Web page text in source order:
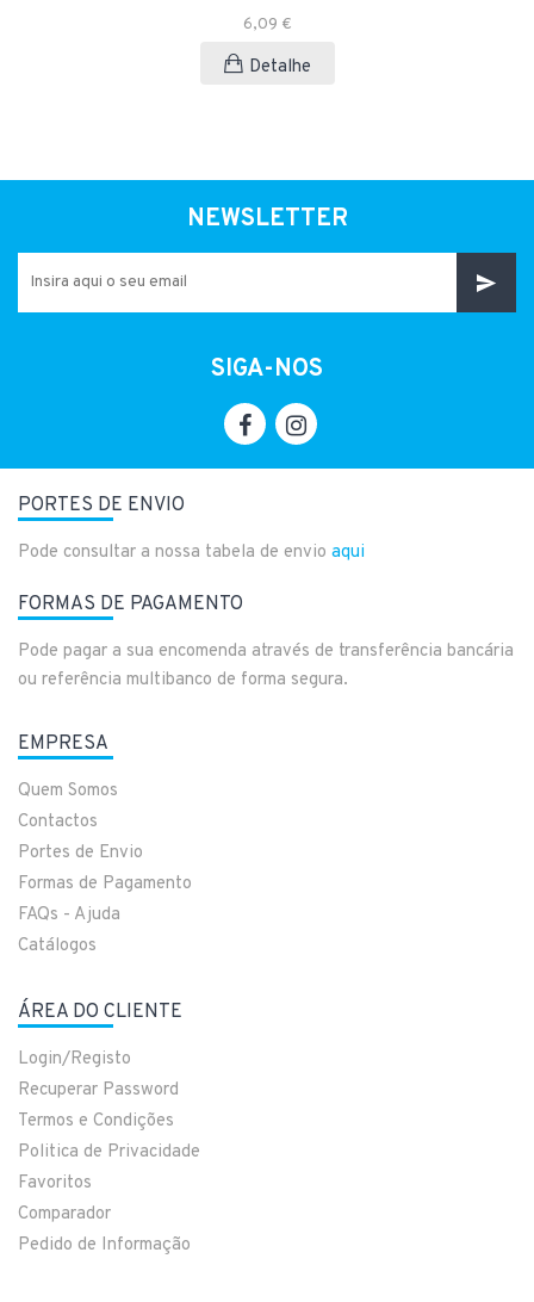
6,09 €
Detalhe
NEWSLETTER
SIGA-NOS
PORTES DE ENVIO
Pode consultar a nossa tabela de envio aqui
FORMAS DE PAGAMENTO
Pode pagar a sua encomenda através de transferência bancária
ou referência multibanco de forma segura.
EMPRESA
Quem Somos
Contactos
Portes de Envio
Formas de Pagamento
FAQs - Ajuda
Catálogos
ÁREA DO CLIENTE
Login/Registo
Recuperar Password
Termos e Condições
Politica de Privacidade
Favoritos
Comparador
Pedido de Informação